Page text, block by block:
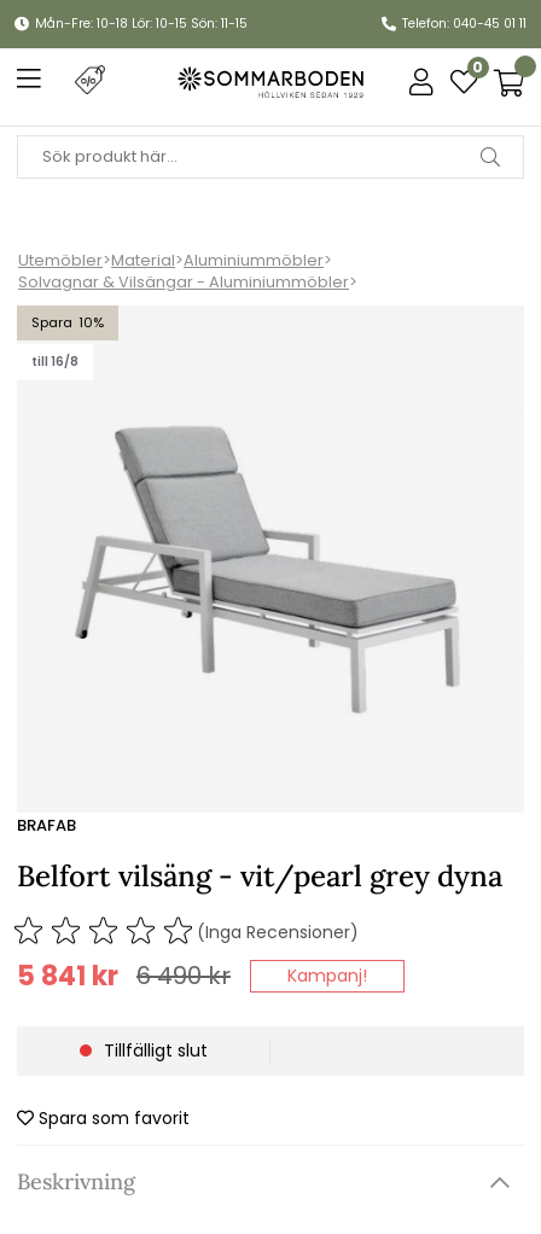
Mån-Fre: 10-18 Lör: 10-15 Sön: 11-15 Telefon: 040-45 01 11
0
Utemöbler>Material>Aluminiummöbler>
Solvagnar & Vilsängar - Aluminiummöbler>
10
till 16/8
Belfort vilsäng - vit/pearl grey dyna
BRAFAB
Belfort vilsäng - vit/pearl grey dyna
(Inga Recensioner)
6 490kr
5 841 kr Kampanj!
Tillfälligt slut
Spara som favorit
Beskrivning